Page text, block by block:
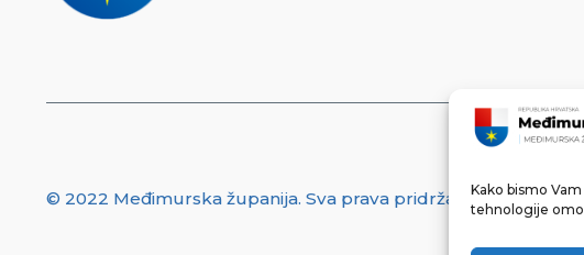
Kako bismo
tehnologije
© 2022 Međimurska županija. Sva prava pridržana.Made with